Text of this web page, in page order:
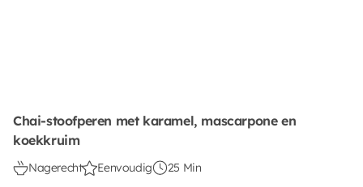
Chai-stoofperen met karamel, mascarpone en
koekkruim
Nagerecht Eenvoudig 25 Min